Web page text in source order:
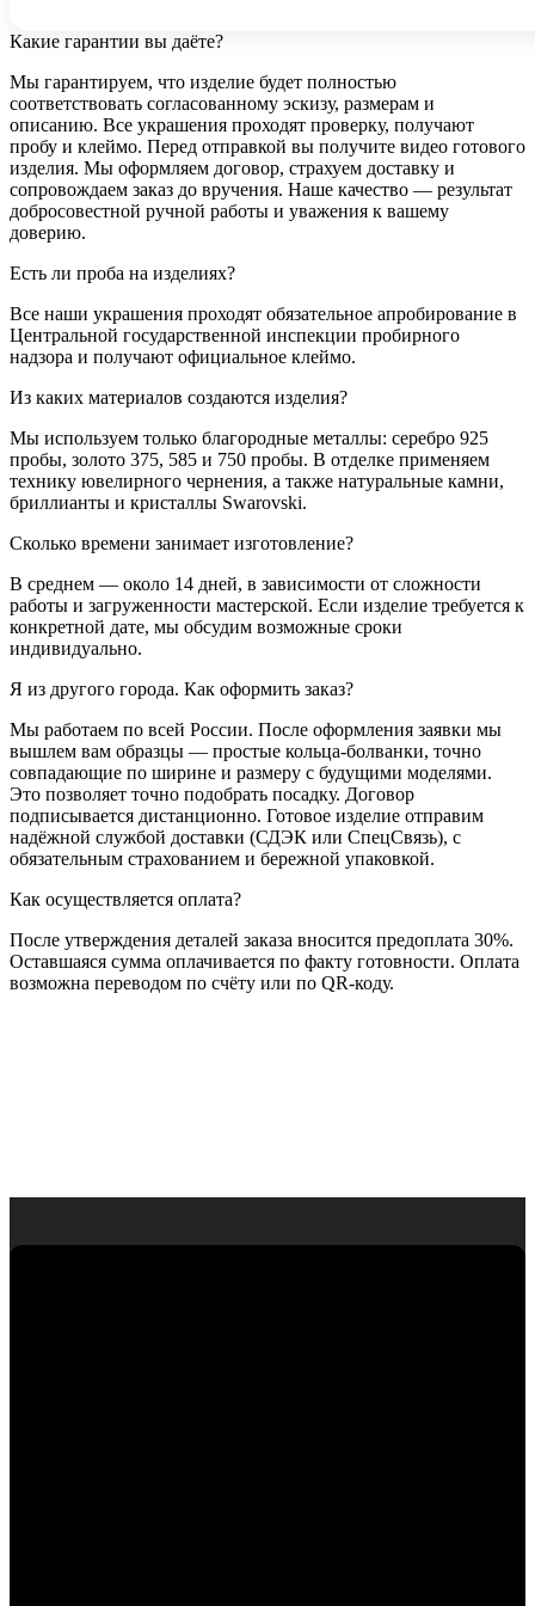
Какие гарантии вы даёте?
Мы гарантируем, что изделие будет полностью
соответствовать согласованному эскизу, размерам и
описанию. Все украшения проходят проверку, получают
пробу и клеймо. Перед отправкой вы получите видео готового
изделия. Мы оформляем договор, страхуем доставку и
сопровождаем заказ до вручения. Наше качество — результат
добросовестной ручной работы и уважения к вашему
доверию.
Есть ли проба на изделиях?
Все наши украшения проходят обязательное апробирование в
Центральной государственной инспекции пробирного
надзора и получают официальное клеймо.
Из каких материалов создаются изделия?
Мы используем только благородные металлы: серебро 925
пробы, золото 375, 585 и 750 пробы. В отделке применяем
технику ювелирного чернения, а также натуральные камни,
бриллианты и кристаллы Swarovski.
Сколько времени занимает изготовление?
В среднем — около 14 дней, в зависимости от сложности
работы и загруженности мастерской. Если изделие требуется к
конкретной дате, мы обсудим возможные сроки
индивидуально.
Я из другого города. Как оформить заказ?
Мы работаем по всей России. После оформления заявки мы
вышлем вам образцы — простые кольца-болванки, точно
совпадающие по ширине и размеру с будущими моделями.
Это позволяет точно подобрать посадку. Договор
подписывается дистанционно. Готовое изделие отправим
надёжной службой доставки (СДЭК или СпецСвязь), с
обязательным страхованием и бережной упаковкой.
Как осуществляется оплата?
После утверждения деталей заказа вносится предоплата 30%.
Оставшаяся сумма оплачивается по факту готовности. Оплата
возможна переводом по счёту или по QR-коду.